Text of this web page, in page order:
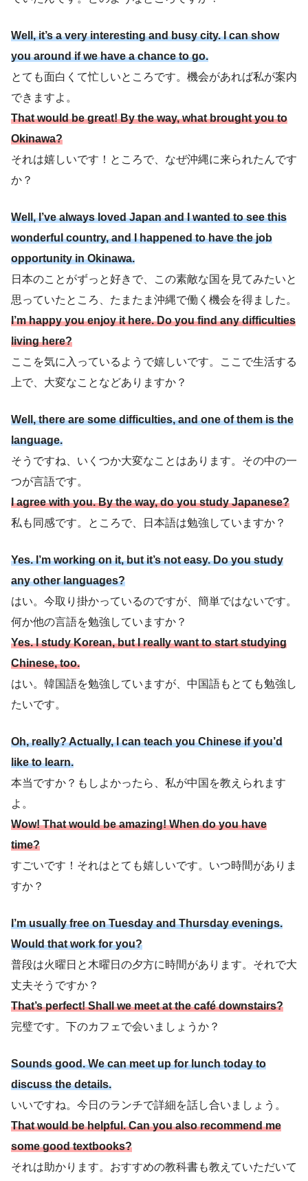
Well, it’s a very interesting and busy city. I can show
you around if we have a chance to go.
とても面白くて忙しいところです。機会があれば私が案内
できますよ。
That would be great! By the way, what brought you to
Okinawa?
それは嬉しいです！ところで、なぜ沖縄に来られたんです
か？
Well, I’ve always loved Japan and I wanted to see this
wonderful country, and I happened to have the job
opportunity in Okinawa.
日本のことがずっと好きで、この素敵な国を見てみたいと
思っていたところ、たまたま沖縄で働く機会を得ました。
I’m happy you enjoy it here. Do you find any difficulties
living here?
ここを気に入っているようで嬉しいです。ここで生活する
上で、大変なことなどありますか？
Well, there are some difficulties, and one of them is the
language.
そうですね、いくつか大変なことはあります。その中の一
つが言語です。
I agree with you. By the way, do you study Japanese?
私も同感です。ところで、日本語は勉強していますか？
Yes. I’m working on it, but it’s not easy. Do you study
any other languages?
はい。今取り掛かっているのですが、簡単ではないです。
何か他の言語を勉強していますか？
Yes. I study Korean, but I really want to start studying
Chinese, too.
はい。韓国語を勉強していますが、中国語もとても勉強し
たいです。
Oh, really? Actually, I can teach you Chinese if you’d
like to learn.
本当ですか？もしよかったら、私が中国を教えられます
よ。
Wow! That would be amazing! When do you have
time?
すごいです！それはとても嬉しいです。いつ時間がありま
すか？
I’m usually free on Tuesday and Thursday evenings.
Would that work for you?
普段は火曜日と木曜日の夕方に時間があります。それで大
丈夫そうですか？
That’s perfect! Shall we meet at the café downstairs?
完璧です。下のカフェで会いましょうか？
Sounds good. We can meet up for lunch today to
discuss the details.
いいですね。今日のランチで詳細を話し合いましょう。
That would be helpful. Can you also recommend me
some good textbooks?
それは助かります。おすすめの教科書も教えていただいて